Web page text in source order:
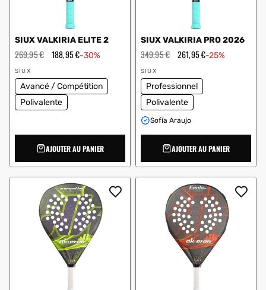
SIUX VALKIRIA ELITE 2
Prix
régulier
269,95 € Prix
en
188,95 €-30%
Vendeur
:
SIUX
Avancé / Compétition
Polivalente
AJOUTER AU PANIER
SIUX VALKIRIA PRO 2026
Prix
régulier
349,95 € Prix
261,95 €-25%
Vendeur
:
SIUX
Professionnel
Polivalente
Sofía Araujo
AJOUTER AU PANIER